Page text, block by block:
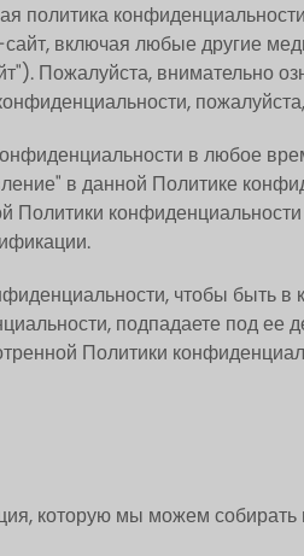
включая любые другие
Пожалуйста, внимательно
в любое
в данной Политике
чтобы быть в
подпадаете под ее
Политики
которую мы можем собирать